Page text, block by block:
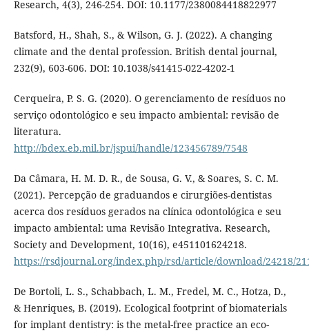
Research, 4(3), 246-254. DOI: 10.1177/2380084418822977
Batsford, H., Shah, S., & Wilson, G. J. (2022). A changing
climate and the dental profession. British dental journal,
232(9), 603-606. DOI: 10.1038/s41415-022-4202-1
Cerqueira, P. S. G. (2020). O gerenciamento de resíduos no
serviço odontológico e seu impacto ambiental: revisão de
literatura.
http://bdex.eb.mil.br/jspui/handle/123456789/7548
Da Câmara, H. M. D. R., de Sousa, G. V., & Soares, S. C. M.
(2021). Percepção de graduandos e cirurgiões-dentistas
acerca dos resíduos gerados na clínica odontológica e seu
impacto ambiental: uma Revisão Integrativa. Research,
Society and Development, 10(16), e451101624218.
https://rsdjournal.org/index.php/rsd/article/download/24218/
De Bortoli, L. S., Schabbach, L. M., Fredel, M. C., Hotza, D.,
& Henriques, B. (2019). Ecological footprint of biomaterials
for implant dentistry: is the metal-free practice an eco-